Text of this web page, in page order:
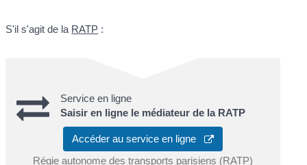
S'il s'agit de la RATP :
Service en ligne
Saisir en ligne le médiateur de la RATP
Accéder au service en ligne
Régie autonome des transports parisiens (RATP)